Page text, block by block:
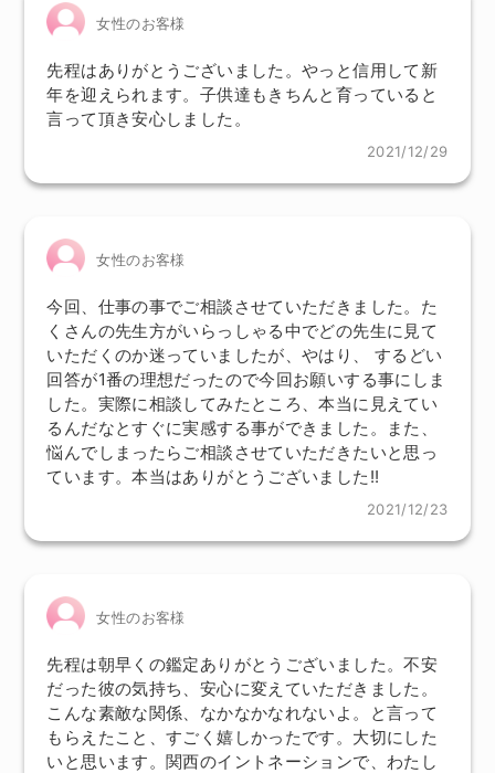
女性のお客様
先程はありがとうございました。やっと信用して新
年を迎えられます。子供達もきちんと育っていると
言って頂き安心しました。
2021/12/29
女性のお客様
今回、仕事の事でご相談させていただきました。た
くさんの先生方がいらっしゃる中でどの先生に見て
いただくのか迷っていましたが、やはり、 するどい
回答が1番の理想だったので今回お願いする事にしま
した。実際に相談してみたところ、本当に見えてい
るんだなとすぐに実感する事ができました。また、
悩んでしまったらご相談させていただきたいと思っ
ています。本当はありがとうございました!!
2021/12/23
女性のお客様
先程は朝早くの鑑定ありがとうございました。不安
だった彼の気持ち、安心に変えていただきました。
こんな素敵な関係、なかなかなれないよ。と言って
もらえたこと、すごく嬉しかったです。大切にした
いと思います。関西のイントネーションで、わたし